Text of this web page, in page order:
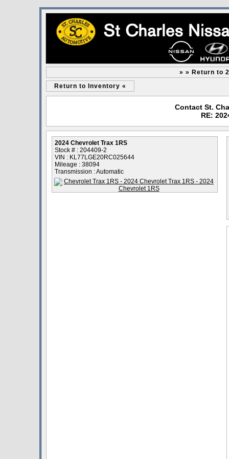
» » Return to
Return to Inventory «
Contact St.
RE:
2024 Chevrolet Trax 1RS
Stock # : 204409-2
VIN : KL77LGE20RC025644
Mileage : 38094
Transmission : Automatic